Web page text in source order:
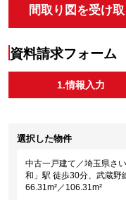
間取り図を受け
資料請求フォーム
1.情報入力
選択した物件
中古一戸建て／埼玉県さ
和」駅 徒歩30分、武蔵野
66.31m²／106.31m²